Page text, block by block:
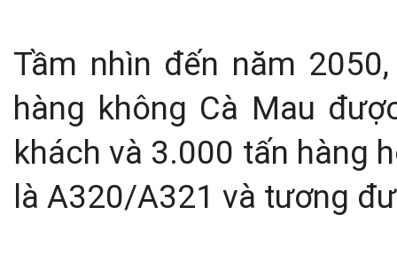
Tầm nhìn đến năm
hàng không Cà Mau
khách và 3.000 tấn hàng
là A320/A321 và tương